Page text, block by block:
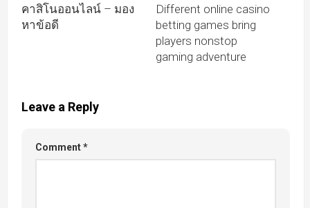
คาสิโนออนไลน์ – มอง
หาข้อดี
Different online casino
betting games bring
players nonstop
gaming adventure
Leave a Reply
Comment*